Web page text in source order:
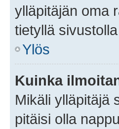
ylläpitäjän oma
tietyllä
Ylös
Kuinka
Mikäli ylläpitäjä
pitäisi olla